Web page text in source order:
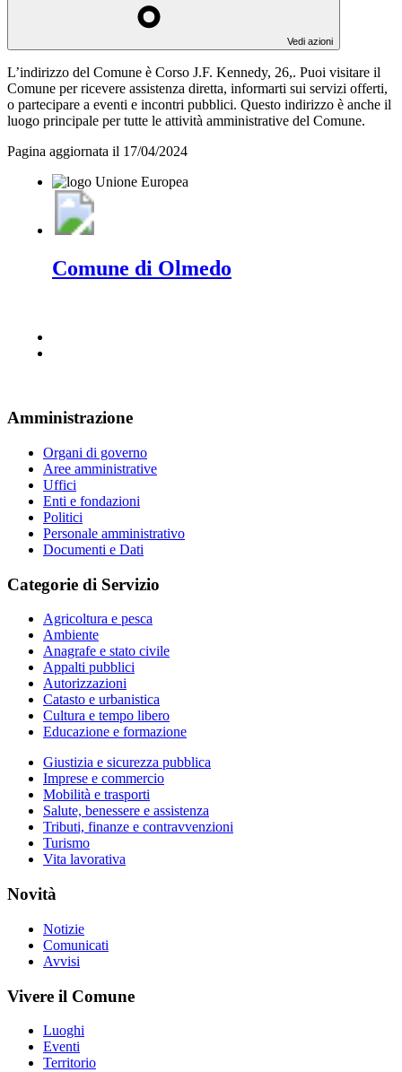
Vedi azioni
L’indirizzo del Comune è Corso J.F. Kennedy, 26,. Puoi visitare il
Comune per ricevere assistenza diretta, informarti sui servizi offerti,
o partecipare a eventi e incontri pubblici. Questo indirizzo è anche il
luogo principale per tutte le attività amministrative del Comune.
Pagina aggiornata il 17/04/2024
Comune di Olmedo
Amministrazione
Organi di governo
Aree amministrative
Uffici
Enti e fondazioni
Politici
Personale amministrativo
Documenti e Dati
Categorie di Servizio
Agricoltura e pesca
Ambiente
Anagrafe e stato civile
Appalti pubblici
Autorizzazioni
Catasto e urbanistica
Cultura e tempo libero
Educazione e formazione
Giustizia e sicurezza pubblica
Imprese e commercio
Mobilità e trasporti
Salute, benessere e assistenza
Tributi, finanze e contravvenzioni
Turismo
Vita lavorativa
Novità
Notizie
Comunicati
Avvisi
Vivere il Comune
Luoghi
Eventi
Territorio